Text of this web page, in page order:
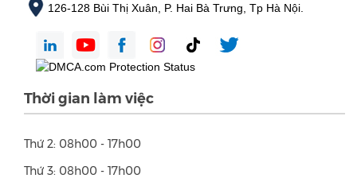
126-128 Bùi Thị Xuân, P. Hai Bà Trưng, Tp Hà Nội.
Thời gian làm việc
Thứ 2: 08h00 - 17h00
Thứ 3: 08h00 - 17h00